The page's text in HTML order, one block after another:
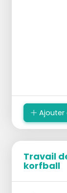
Travail
korfball